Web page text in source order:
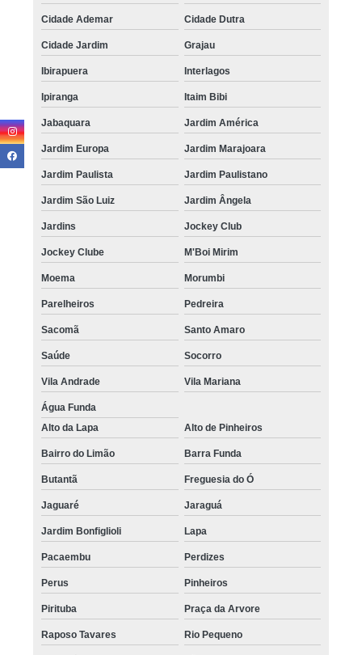
Cidade Ademar Cidade Dutra
Cidade Jardim Grajau
Ibirapuera Interlagos
Ipiranga Itaim Bibi
Jabaquara Jardim América
Jardim Europa Jardim Marajoara
Jardim Paulista Jardim Paulistano
Jardim São Luiz Jardim Ângela
Jardins Jockey Club
Jockey Clube M'Boi Mirim
Moema Morumbi
Parelheiros Pedreira
Sacomã Santo Amaro
Saúde Socorro
Vila Andrade Vila Mariana
Água Funda
Alto da Lapa
Alto de Pinheiros
Bairro do Limão Barra Funda
Butantã Freguesia do Ó
Jaguaré Jaraguá
Jardim Bonfiglioli Lapa
Pacaembu Perdizes
Perus Pinheiros
Pirituba Praça da Arvore
Raposo Tavares Rio Pequeno